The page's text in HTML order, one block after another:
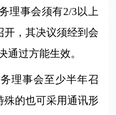
理事会须有2/3以上
，其决议须经到会
通过方能生效。
理事会至少半年召
的也可采用通讯形